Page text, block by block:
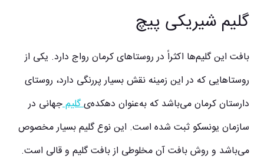
گلیم شیریکی پیچ
بافت این گلیم‌ها اکثراً در روستاهای کرمان رواج دارد. یکی از
روستاهایی که در این زمینه نقش بسیار پررنگی دارد، روستای
دارستان کرمان می‌باشد که به‌عنوان دهکده‌یگلیمجهانی در
سازمان یونسکو ثبت شده است. این نوع گلیم بسیار مخصوص
می‌باشد و روش بافت آن مخلوطی از بافت گلیم و قالی است.